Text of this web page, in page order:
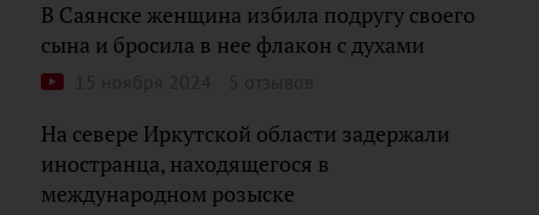
В Саянске женщина избила подругу своего
сына и бросила в нее флакон с духами
На севере Иркутской области задержали
иностранца, находящегося в
международном розыске